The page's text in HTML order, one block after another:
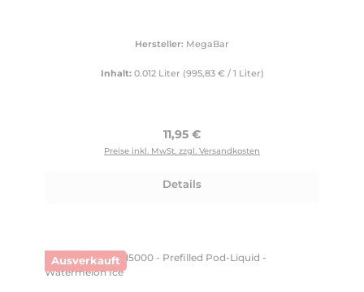
Hersteller: MegaBar
Inhalt: 0.012 Liter (995,83 € / 1 Liter)
Regulärer Preis:
11,95 €
Preise inkl. MwSt. zzgl. Versandkosten
Details
Ausverkauft